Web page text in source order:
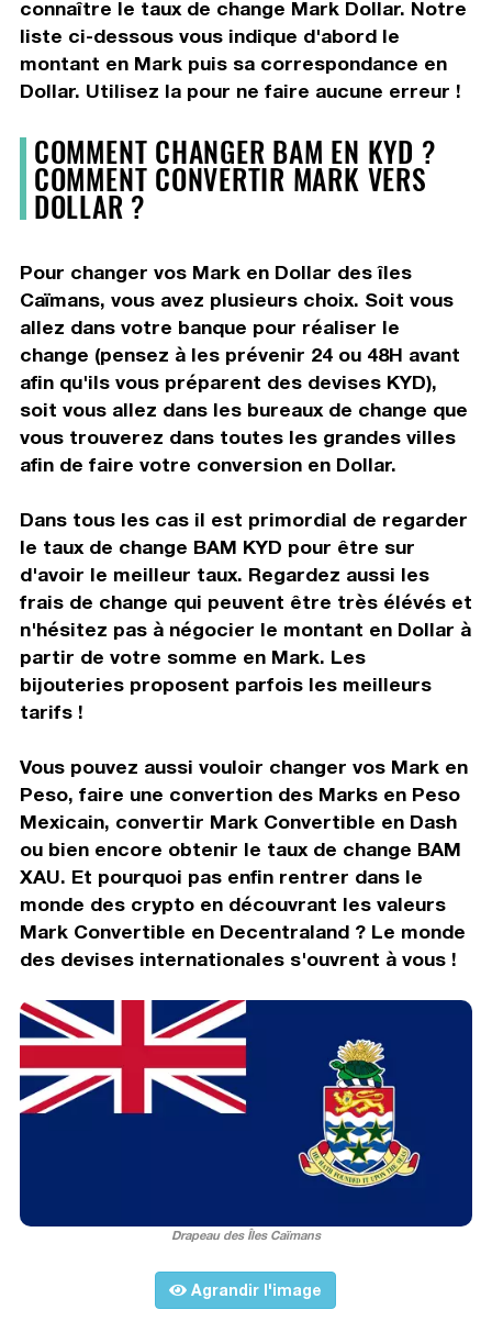
connaître le taux de change Mark Dollar. Notre
liste ci-dessous vous indique d'abord le
montant en Mark puis sa correspondance en
Dollar. Utilisez la pour ne faire aucune erreur !
COMMENT CHANGER BAM EN KYD ?
COMMENT CONVERTIR MARK VERS
DOLLAR ?
Pour changer vos Mark en Dollar des îles
Caïmans, vous avez plusieurs choix. Soit vous
allez dans votre banque pour réaliser le
change (pensez à les prévenir 24 ou 48H avant
afin qu'ils vous préparent des devises KYD),
soit vous allez dans les bureaux de change que
vous trouverez dans toutes les grandes villes
afin de faire votre conversion en Dollar.
Dans tous les cas il est primordial de regarder
le taux de change BAM KYD pour être sur
d'avoir le meilleur taux. Regardez aussi les
frais de change qui peuvent être très élévés et
n'hésitez pas à négocier le montant en Dollar à
partir de votre somme en Mark. Les
bijouteries proposent parfois les meilleurs
tarifs !
Vous pouvez aussi vouloir changer vos Mark en
Peso, faire une convertion des Marks en Peso
Mexicain, convertir Mark Convertible en Dash
ou bien encore obtenir le taux de change BAM
XAU. Et pourquoi pas enfin rentrer dans le
monde des crypto en découvrant les valeurs
Mark Convertible en Decentraland ? Le monde
des devises internationales s'ouvrent à vous !
Drapeau des Îles Caïmans
Agrandir l'image